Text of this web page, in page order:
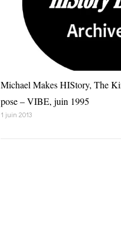
Michael Makes HIStory, The
pose – VIBE, juin 1995
1 juin 2013